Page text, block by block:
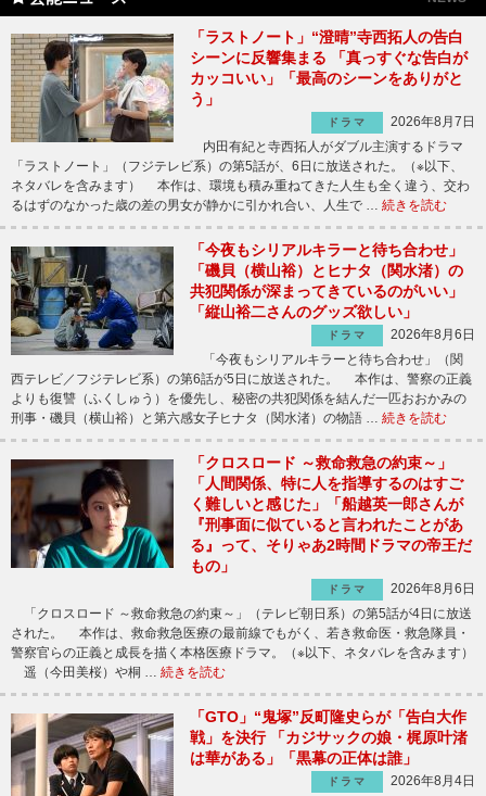
「ラストノート」“澄晴”寺西拓人の告白
シーンに反響集まる 「真っすぐな告白が
カッコいい」「最高のシーンをありがと
う」
ドラマ
2026年8月7日
内田有紀と寺西拓人がダブル主演するドラマ
「ラストノート」（フジテレビ系）の第5話が、6日に放送された。（※以下、
ネタバレを含みます） 本作は、環境も積み重ねてきた人生も全く違う、交わ
るはずのなかった歳の差の男女が静かに引かれ合い、人生で … 続きを読む
「今夜もシリアルキラーと待ち合わせ」
「磯貝（横山裕）とヒナタ（関水渚）の
共犯関係が深まってきているのがいい」
「縦山裕二さんのグッズ欲しい」
ドラマ
2026年8月6日
「今夜もシリアルキラーと待ち合わせ」（関
西テレビ／フジテレビ系）の第6話が5日に放送された。 本作は、警察の正義
よりも復讐（ふくしゅう）を優先し、秘密の共犯関係を結んだ一匹おおかみの
刑事・磯貝（横山裕）と第六感女子ヒナタ（関水渚）の物語 … 続きを読む
「クロスロード ～救命救急の約束～」
「人間関係、特に人を指導するのはすご
く難しいと感じた」「船越英一郎さんが
『刑事面に似ていると言われたことがあ
る』って、そりゃあ2時間ドラマの帝王だ
もの」
ドラマ
2026年8月6日
「クロスロード ～救命救急の約束～」（テレビ朝日系）の第5話が4日に放送
された。 本作は、救命救急医療の最前線でもがく、若き救命医・救急隊員・
警察官らの正義と成長を描く本格医療ドラマ。（※以下、ネタバレを含みます）
遥（今田美桜）や桐 … 続きを読む
「GTO」“鬼塚”反町隆史らが「告白大作
戦」を決行 「カジサックの娘・梶原叶渚
は華がある」「黒幕の正体は誰」
ドラマ
2026年8月4日